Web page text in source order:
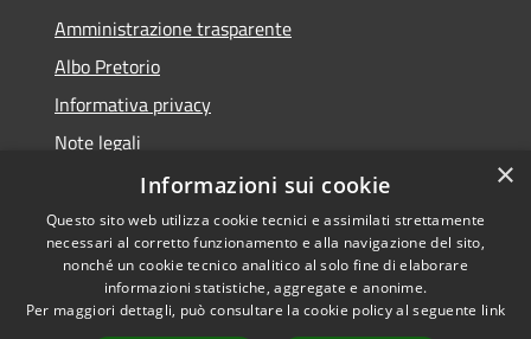
Amministrazione trasparente
Albo Pretorio
Informativa privacy
Note legali
Dichiarazione di accessibilità
RSS
Accessibilità
Copyright © 2026 • Comune di
×
Informazioni sui cookie
Questo sito web utilizza cookie tecnici e assimilati strettamente
necessari al corretto funzionamento e alla navigazione del sito,
nonché un cookie tecnico analitico al solo fine di elaborare
informazioni statistiche, aggregate e anonime.
Per maggiori dettagli, può consultare la cookie policy al seguente link